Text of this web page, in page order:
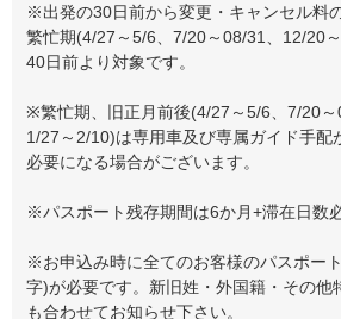
※出発の30日前から変更・キャンセル料
繁忙期(4/27～5/6、7/20～08/31、12/20
40日前より対象です。
※繁忙期、旧正月前後(4/27～5/6、7/20～
1/27～2/10)は専用車及び専属ガイド手配
必要になる場合がございます。
※パスポート残存期間は6か月+滞在日数
※お申込み時に全てのお客様のパスポー
字)が必要です。新旧姓・外国籍・その他
も合わせてお知らせ下さい。